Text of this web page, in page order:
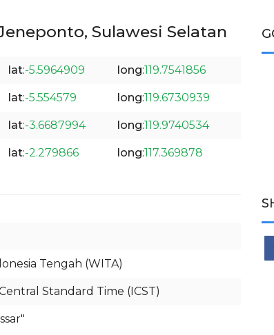
Sulawesi Selatan
lat:-5.5964909 long:119.7541856
lat:-5.554579 long:119.6730939
lat:-3.6687994 long:119.9740534
lat:-2.279866 long:117.369878
Tengah (WITA)
Standard Time (ICST)